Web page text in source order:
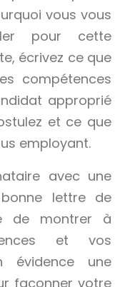
vous vous
pour cette
écrivez ce que
compétences
approprié
et ce que
employant.
avec une
lettre de
de montrer à
et vos
évidence une
façonner votre